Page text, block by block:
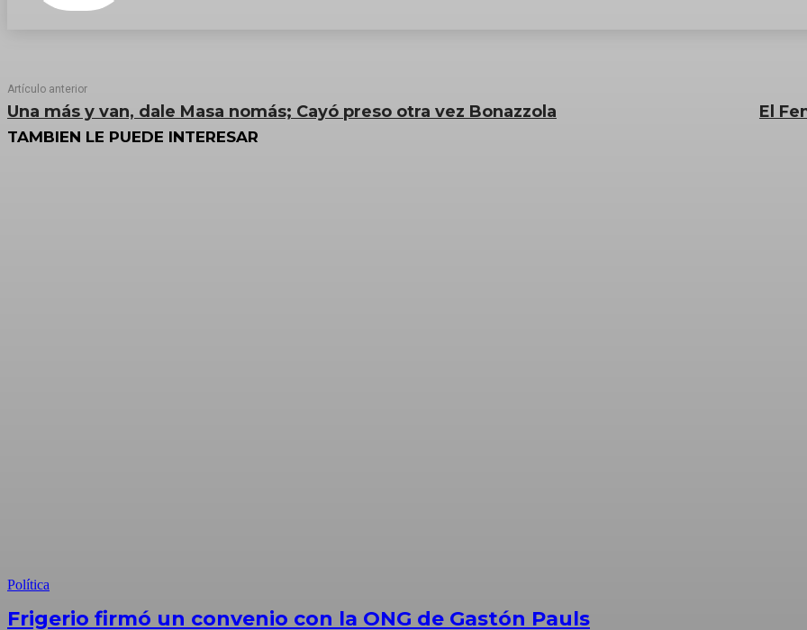
Artículo anterior
Una más y van, dale Masa nomás; Cayó preso otra vez Bonazzola El
TAMBIEN LE PUEDE INTERESAR
Política
Frigerio firmó un convenio con la ONG de Gastón Pauls